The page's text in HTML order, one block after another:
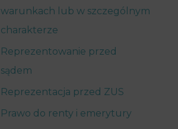
warunkach lub w szczególnym
charakterze
Reprezentowanie przed
sądem
Reprezentacja przed ZUS
Prawo do renty i emerytury